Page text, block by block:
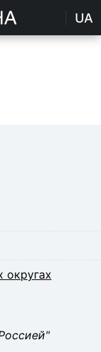
UA
округах